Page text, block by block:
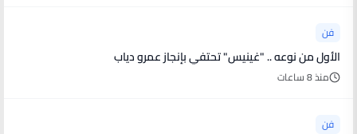
فن
الأول من نوعه .. "غينيس" تحتفي بإنجاز عمرو دياب
منذ 8 ساعات
فن